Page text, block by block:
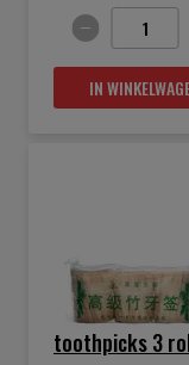
IN
toothpicks 3